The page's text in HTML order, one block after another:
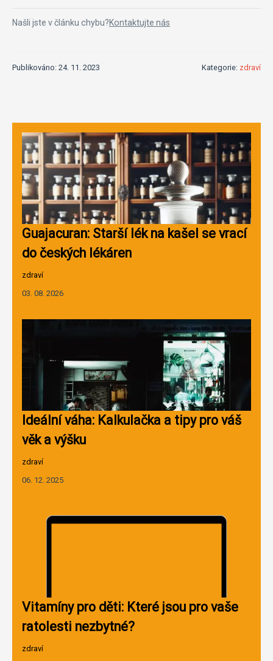
Našli jste v článku chybu?Kontaktujte nás
Publikováno: 24. 11. 2023 Kategorie: zdraví
Guajacuran: Starší lék na kašel se vrací
do českých lékáren
zdraví
03. 08. 2026
Ideální váha: Kalkulačka a tipy pro váš
věk a výšku
zdraví
06. 12. 2025
Vitamíny pro děti: Které jsou pro vaše
ratolesti nezbytné?
zdraví